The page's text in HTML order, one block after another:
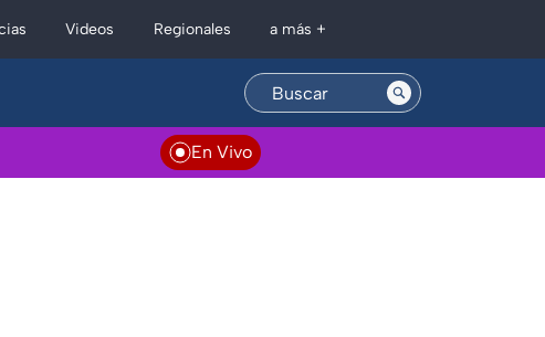
Videos Regionales a más +
En Vivo